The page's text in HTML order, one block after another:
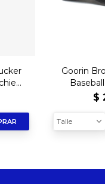
Goorin
$
Talle